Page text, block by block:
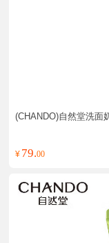
(CHANDO)自然堂洗面
¥ 79.00